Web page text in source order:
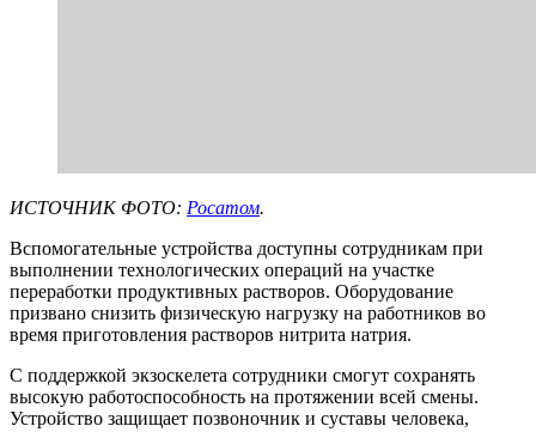
ИСТОЧНИК ФОТО: Росатом.
Вспомогательные устройства доступны сотрудникам при
выполнении технологических операций на участке
переработки продуктивных растворов. Оборудование
призвано снизить физическую нагрузку на работников во
время приготовления растворов нитрита натрия.
С поддержкой экзоскелета сотрудники смогут сохранять
высокую работоспособность на протяжении всей смены.
Устройство защищает позвоночник и суставы человека,